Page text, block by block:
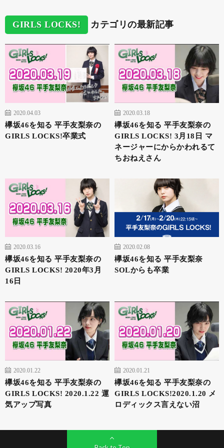
GIRLS LOCKS! カテゴリの最新記事
2020.04.03
欅坂46を知る 平手友梨奈の
GIRLS LOCKS!卒業式
2020.03.18
欅坂46を知る 平手友梨奈の
GIRLS LOCKS! 3月18日 マ
ネージャーにからかわれるて
ちおねえさん
2020.03.16
欅坂46を知る 平手友梨奈の
GIRLS LOCKS! 2020年3月
16日
2020.02.08
欅坂46を知る 平手友梨奈
SOLからも卒業
2020.01.22
欅坂46を知る 平手友梨奈の
GIRLS LOCKS! 2020.1.22 運
気アップ写真
2020.01.21
欅坂46を知る 平手友梨奈の
GIRLS LOCKS!2020.1.20 メ
ロディックス言えない沼